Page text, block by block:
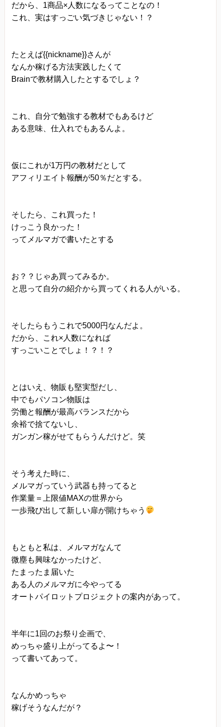
だから、1商品×人数になるってことなの！
これ、実はすっごい気づきじゃない！？
たとえば{{nickname}}さんが
なんか稼げる方法実践したくて
Brainで教材購入したとするでしょ？
これ、自分で勉強する教材でもあるけど
ある意味、仕入れでもあるんよ。
仮にこれが1万円の教材だとして
アフィリエイト報酬が50％だとする。
そしたら、これ買った！
けっこう良かった！
ってメルマガで書いたとする
お？？じゃあ買ってみるか。
と思って自分の紹介から買ってくれる人がいる。
そしたらもうこれで5000円なんだよ。
だから、これ×人数になれば
すっごいことでしょ！？！？
とはいえ、物販も堅実型だし、
中でもパソコン物販は
労働と報酬が最高バランスだから
余裕で捨てないし、
ガンガン稼がせてもらうんだけど。笑
そう考えた時に、
メルマガっていう武器も持ってると
作業量＝上限値MAXの世界から
一歩飛び出して新しい扉が開けちゃう
もともと私は、メルマガなんて
微塵も興味なかったけど、
たまったま届いた
ある人のメルマガに今やってる
オートパイロットプロジェクトの案内があって。
半年に1回のお祭り企画で、
めっちゃ盛り上がってるよ〜！
って書いてあって。
なんかめっちゃ
稼げそうなんだが？